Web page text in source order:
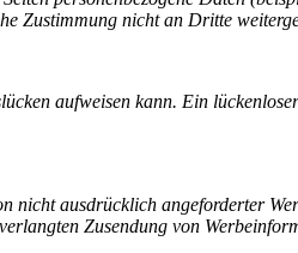
Zustimmung nicht an Dritte
aufweisen kann. Ein
nicht ausdrücklich angeforderter
Zusendung von